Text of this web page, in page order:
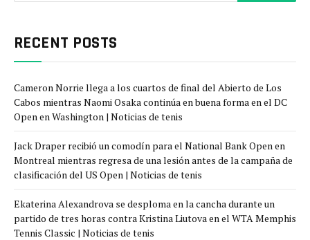
RECENT POSTS
Cameron Norrie llega a los cuartos de final del Abierto de Los
Cabos mientras Naomi Osaka continúa en buena forma en el DC
Open en Washington | Noticias de tenis
Jack Draper recibió un comodín para el National Bank Open en
Montreal mientras regresa de una lesión antes de la campaña de
clasificación del US Open | Noticias de tenis
Ekaterina Alexandrova se desploma en la cancha durante un
partido de tres horas contra Kristina Liutova en el WTA Memphis
Tennis Classic | Noticias de tenis